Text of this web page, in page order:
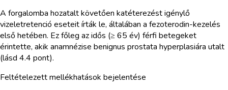
A forgalomba hozatalt követően katéterezést igénylő
vizeletretenció eseteit írták le, általában a fezoterodin-kezelés
első hetében. Ez főleg az idős (≥ 65 év) férfi betegeket
érintette, akik anamnézise benignus prostata hyperplasiára utalt
(lásd 4.4 pont).
Feltételezett mellékhatások bejelentése